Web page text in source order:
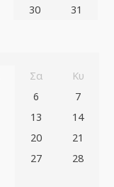
30 31
Σα
Κυ
6
7
13
14
20
21
27
28